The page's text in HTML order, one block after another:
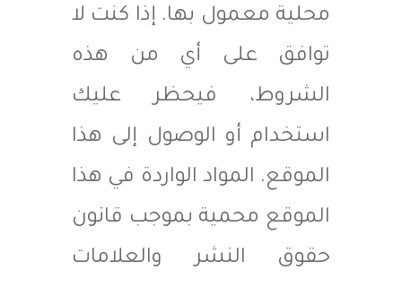
محلية معمول بها. إذا كنت لا
توافق على أي من هذه
الشروط، فيحظر عليك
استخدام أو الوصول إلى هذا
الموقع. المواد الواردة في هذا
الموقع محمية بموجب قانون
حقوق النشر والعلامات